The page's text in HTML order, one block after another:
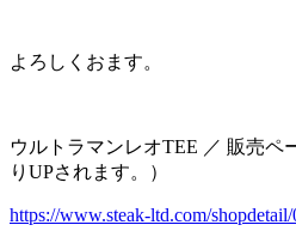
よろしくおます。
ウルトラマンレオTEE ／ 販売ペ
りUPされます。）
https://www.steak-ltd.com/